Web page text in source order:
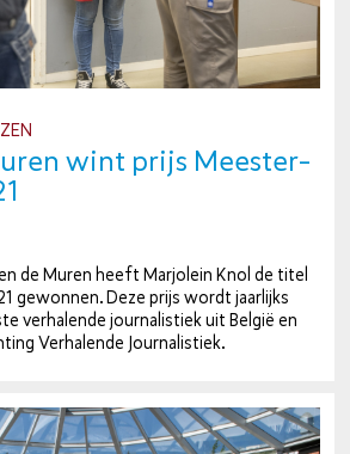
wint prijs Mees­ter­
de Muren heeft Marjolein Knol de titel
gewonnen. Deze prijs wordt jaarlijks
ver­ha­len­de jour­na­lis­tiek uit België en
Ver­ha­len­de Jour­na­lis­tiek.